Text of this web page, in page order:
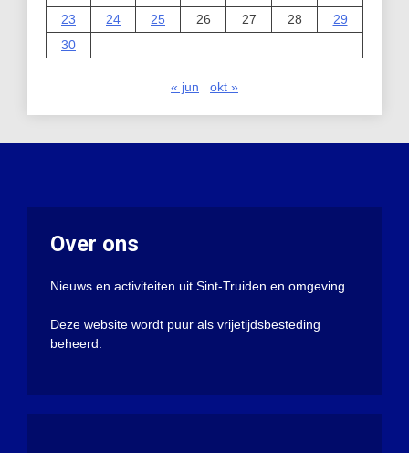
23
24 25 26 27 28
29
30
« jun okt »
Over ons
Nieuws en activiteiten uit Sint-Truiden en omgeving.
Deze website wordt puur als vrijetijdsbesteding
beheerd.